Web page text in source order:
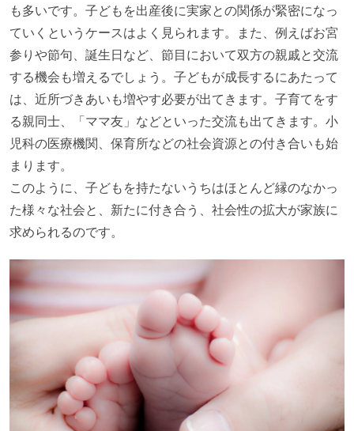
も多いです。子どもを出産後に実家との関係が緊密になっ
ていくというケースはよく見られます。また、例えばお宮
参りや節句、誕生日など、節目において双方の親戚と交流
する機会も増えるでしょう。子どもが成長するにあたって
は、近所づきあいも増やす必要が出てきます。子育てをす
る親同士、「ママ友」などといった交流も出てきます。小
児科の医療機関、保育所などの社会資源との付き合いも始
まります。
このように、子どもを持たないうちはほとんど縁のなかっ
た様々な社会と、新たに付き合う、社会性の拡大が家族に
求められるのです。